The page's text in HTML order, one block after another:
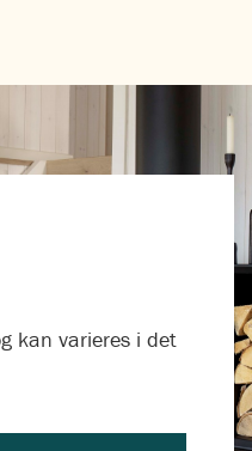
kan varieres i det